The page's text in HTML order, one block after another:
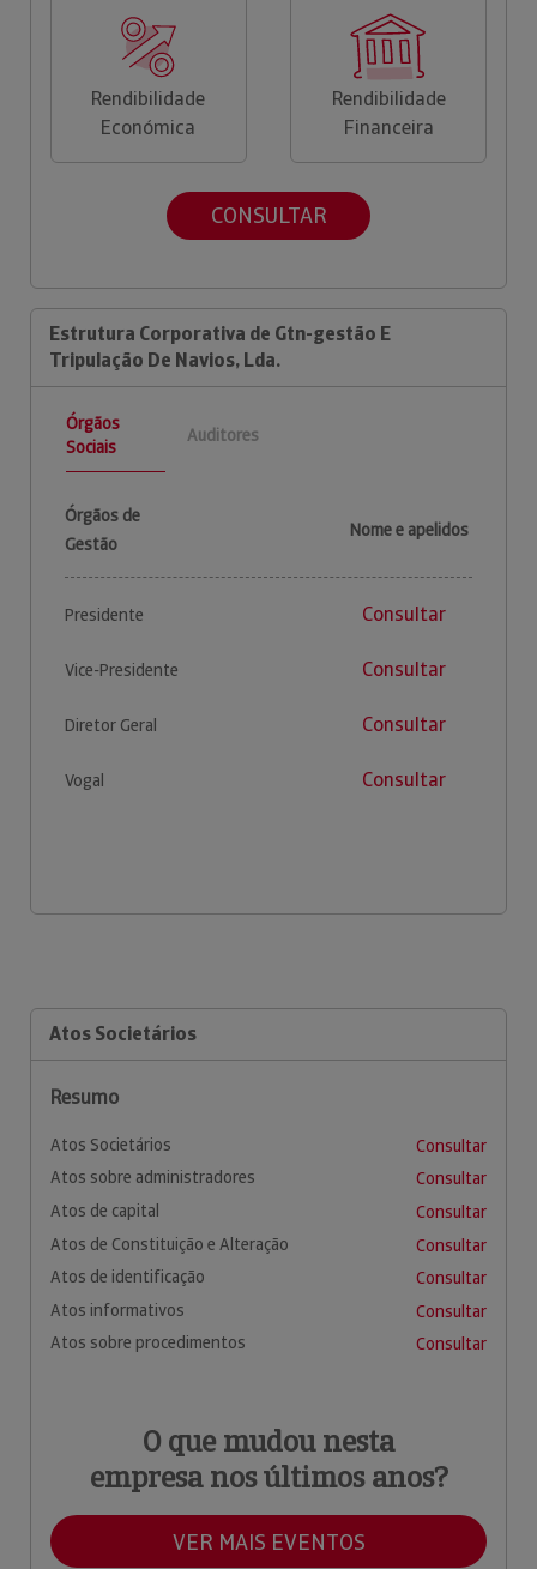
Rendibilidade
Económica
Rendibilidade
Financeira
CONSULTAR
Estrutura Corporativa de Gtn-gestão E
Tripulação De Navios, Lda.
Órgãos
Sociais
Auditores
Órgãos de
Gestão
Nome e apelidos
Presidente Consultar
Vice-Presidente Consultar
Diretor Geral Consultar
Vogal Consultar
Atos Societários
Resumo
Atos Societários
Consultar
Atos sobre administradores
Consultar
Atos de capital
Consultar
Atos de Constituição e Alteração
Consultar
Atos de identificação
Consultar
Atos informativos
Consultar
Atos sobre procedimentos
Consultar
O que mudou nesta
empresa nos últimos anos?
VER MAIS EVENTOS